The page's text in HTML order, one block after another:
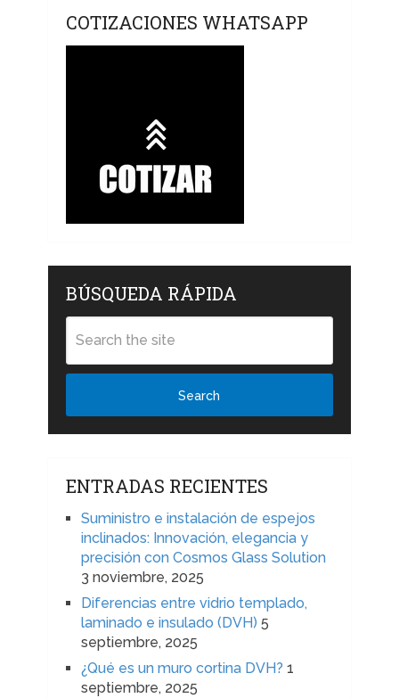
COTIZACIONES WHATSAPP
BÚSQUEDA RÁPIDA
Search
ENTRADAS RECIENTES
Suministro e instalación de espejos
inclinados: Innovación, elegancia y
precisión con Cosmos Glass Solution
3 noviembre, 2025
Diferencias entre vidrio templado,
laminado e insulado (DVH) 5
septiembre, 2025
¿Qué es un muro cortina DVH? 1
septiembre, 2025